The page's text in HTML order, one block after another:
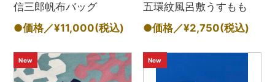
信三郎帆布バッグ
●価格／¥11,000(税込)
五環紋風呂敷うすもも
●価格／¥2,750(税込)
New New